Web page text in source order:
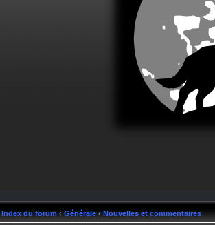
Index du forum ‹ Générale ‹ Nouvelles et commentaires